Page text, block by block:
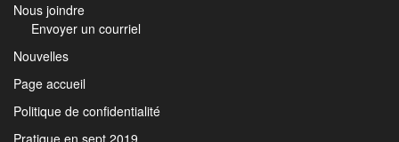
Nous joindre
Envoyer un courriel
Nouvelles
Page accueil
Politique de confidentialité